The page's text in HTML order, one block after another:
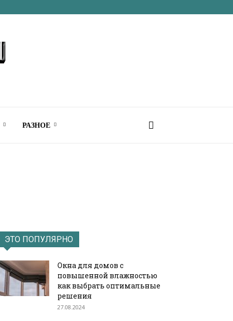
РАЗНОЕ
ЭТО ПОПУЛЯРНО
Окна для домов с
повышенной влажностью
как выбрать оптимальные
решения
27.08.2024